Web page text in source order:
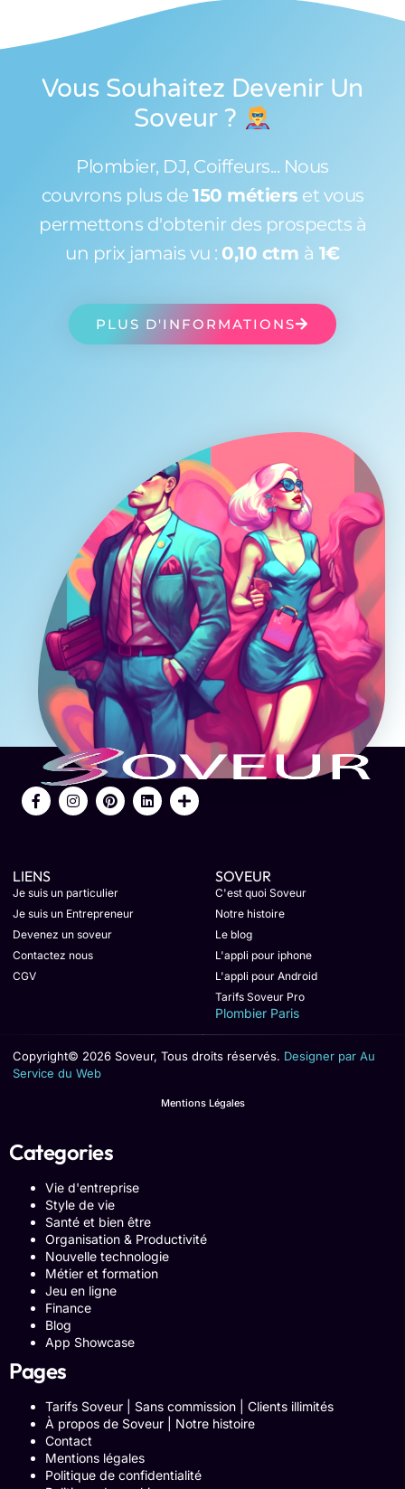
Vous Souhaitez Devenir Un
Soveur ?
Plombier, DJ, Coiffeurs... Nous
couvrons plus de 150 métiers et vous
permettons d'obtenir des prospects à
un prix jamais vu : 0,10 ctm à 1€
PLUS D'INFORMATIONS
LIENS
Je suis un particulier
Je suis un Entrepreneur
Devenez un soveur
Contactez nous
CGV
SOVEUR
C'est quoi Soveur
Notre histoire
Le blog
L'appli pour iphone
L'appli pour Android
Tarifs Soveur Pro
Plombier Paris
Copyright© 2026 Soveur, Tous droits réservés. Designer par Au
Service du Web
Mentions Légales
Categories
Vie d'entreprise
Style de vie
Santé et bien être
Organisation & Productivité
Nouvelle technologie
Métier et formation
Jeu en ligne
Finance
Blog
App Showcase
Pages
Tarifs Soveur | Sans commission | Clients illimités
À propos de Soveur | Notre histoire
Contact
Mentions légales
Politique de confidentialité